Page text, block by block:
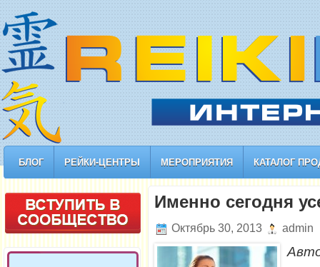
БЛОГ РЕЙКИ-ЦЕНТРЫ МЕРОПРИЯТИЯ КАТАЛОГ
Именно сегодня
Октябрь 30, 2013 admin